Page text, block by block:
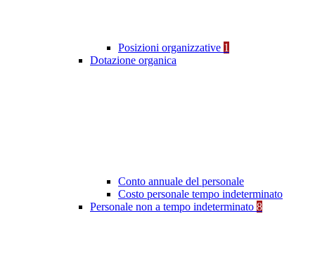
Posizioni organizzative 1
Dotazione organica
Conto annuale del personale
Costo personale tempo indeterminato
Personale non a tempo indeterminato 8